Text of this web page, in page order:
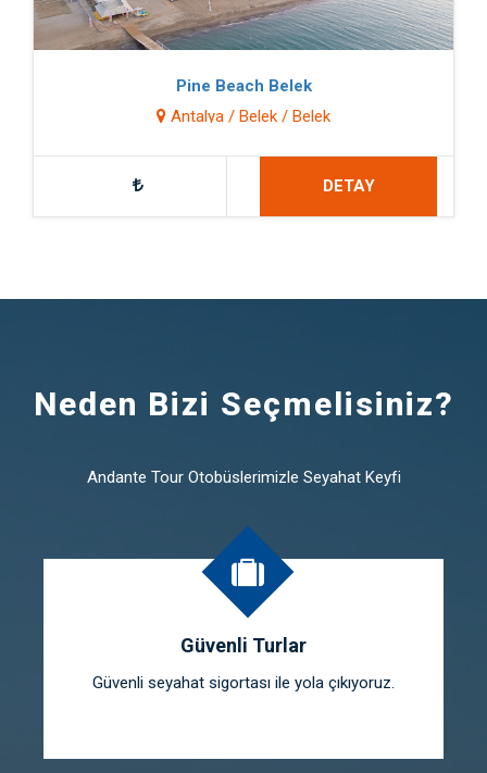
Pine Beach Belek
Antalya / Belek / Belek
DETAY
Neden Bizi Seçmelisiniz?
Andante Tour Otobüslerimizle Seyahat Keyfi
Güvenli Turlar
Güvenli seyahat sigortası ile yola çıkıyoruz.